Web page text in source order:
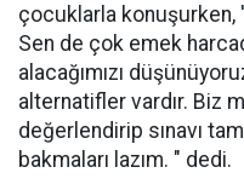
çocuklarla konuşurken,
Sen de çok emek
alacağımızı
alternatifler vardır. Biz
değerlendirip sınavı
bakmaları lazım. " dedi.